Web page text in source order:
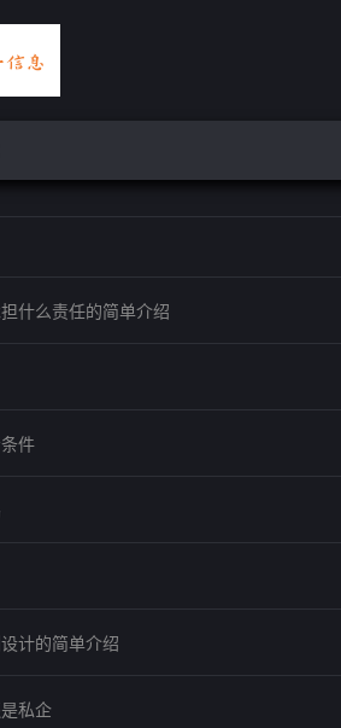
什么责任的简单介绍
件
计的简单介绍
私企